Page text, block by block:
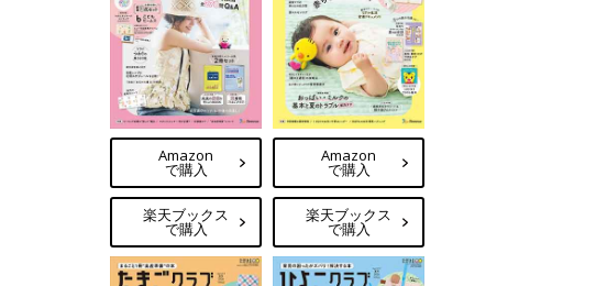
Amazon
で購入
楽天ブックス
で購入
Amazon
で購入
楽天ブックス
で購入